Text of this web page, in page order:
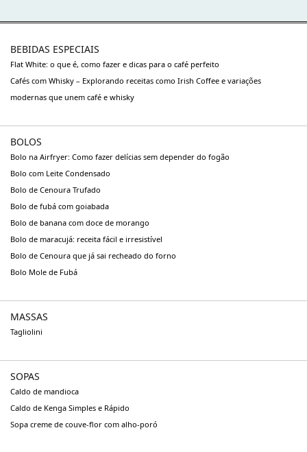
BEBIDAS ESPECIAIS
Flat White: o que é, como fazer e dicas para o café perfeito
Cafés com Whisky – Explorando receitas como Irish Coffee e variações
modernas que unem café e whisky
BOLOS
Bolo na Airfryer: Como fazer delícias sem depender do fogão
Bolo com Leite Condensado
Bolo de Cenoura Trufado
Bolo de fubá com goiabada
Bolo de banana com doce de morango
Bolo de maracujá: receita fácil e irresistível
Bolo de Cenoura que já sai recheado do forno
Bolo Mole de Fubá
MASSAS
Tagliolini
SOPAS
Caldo de mandioca
Caldo de Kenga Simples e Rápido
Sopa creme de couve-flor com alho-poró